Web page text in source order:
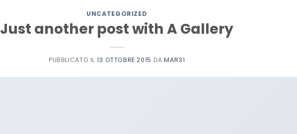
UNCATEGORIZED
Just another post with A Gallery
PUBBLICATO IL 13 OTTOBRE 2015 DAMAR31